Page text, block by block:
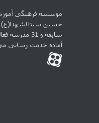
موسسه فرهنگی
سابقه و 31
آماده خدمت رسانی